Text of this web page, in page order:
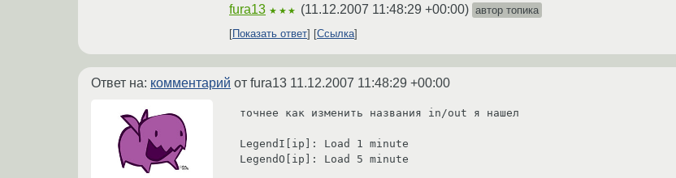
fura13 ★★★ (11.12.2007 11:48:29 +00:00) автор топика
Показать ответ
Ссылка
Ответ на: комментарий от fura13 11.12.2007 11:48:29 +00:00
точнее как изменить названия in/out я нашел
LegendI[ip]: Load 1 minute
LegendO[ip]: Load 5 minute